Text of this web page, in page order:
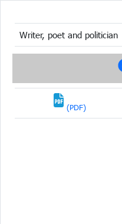
Writer, poet and politician
(PDF)